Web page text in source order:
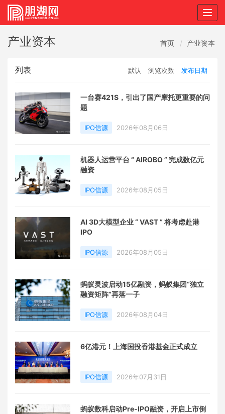
产业资本 首页 产业资本
列表 默认 浏览次数 发布日期
一台赛421S，引出了国产摩托更重要的问
题
IPO信源 2026年08月06日
机器人运营平台 “ AIROBO ” 完成数亿元
融资
IPO信源 2026年08月05日
AI 3D大模型企业 “ VAST ” 将考虑赴港
IPO
IPO信源 2026年08月05日
蚂蚁灵波启动15亿融资，蚂蚁集团“独立
融资矩阵”再落一子
IPO信源 2026年08月04日
6亿港元！上海国投香港基金正式成立
IPO信源 2026年07月31日
蚂蚁数科启动Pre-IPO融资，开启上市倒